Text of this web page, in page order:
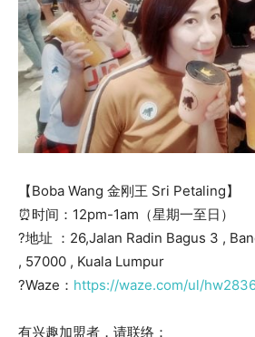
【Boba Wang 金刚王 Sri Petaling】
⏰时间：12pm-1am（星期一至日）
?地址 ：26,Jalan Radin Bagus 3 ,
, 57000 , Kuala Lumpur
?Waze： https://waze.com/ul/
有兴趣加盟者，请联络：